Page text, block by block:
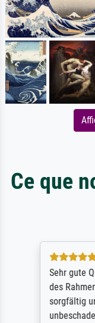
Ce que
Sehr gute
des
sorgfältig